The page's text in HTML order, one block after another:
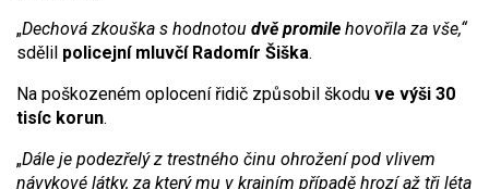
„Dechová zkouška s hodnotou dvě promile hovořila za vše,“
sdělil policejní mluvčí Radomír Šiška.
Na poškozeném oplocení řidič způsobil škodu ve výši 30
tisíc korun.
„Dále je podezřelý z trestného činu ohrožení pod vlivem
návykové látky, za který mu v krajním případě hrozí až tři léta